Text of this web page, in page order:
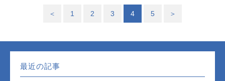
＜ 1 2 3 4 5 ＞
最近の記事